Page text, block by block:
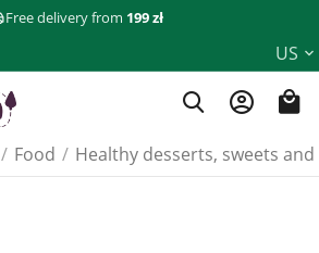
Free delivery from 199 zł
US
/ Food / Healthy desserts, sweets and